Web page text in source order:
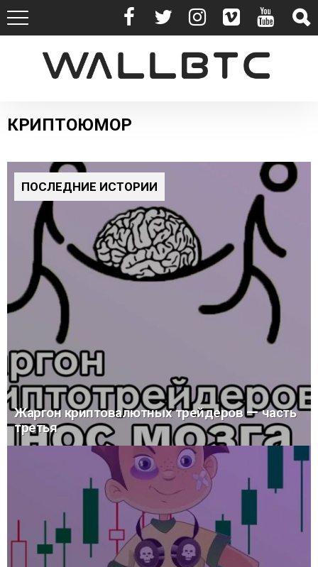
КРИПТОЮМОР
ПОСЛЕДНИЕ ИСТОРИИ
Жаргон криптовалютных трейдеров — часть
третья